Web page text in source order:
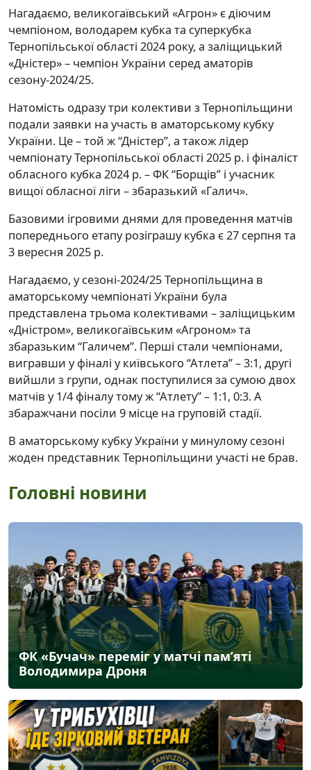
Нагадаємо, великогаївський «Агрон» є діючим
чемпіоном, володарем кубка та суперкубка
Тернопільської області 2024 року, а заліщицький
«Дністер» – чемпіон України серед аматорів
сезону-2024/25.
Натомість одразу три колективи з Тернопільщини
подали заявки на участь в аматорському кубку
України. Це – той ж “Дністер”, а також лідер
чемпіонату Тернопільської області 2025 р. і фіналіст
обласного кубка 2024 р. – ФК “Борщів” і учасник
вищої обласної ліги – збаразький «Галич».
Базовими ігровими днями для проведення матчів
попереднього етапу розіграшу кубка є 27 серпня та
3 вересня 2025 р.
Нагадаємо, у сезоні-2024/25 Тернопільщина в
аматорському чемпіонаті України була
представлена трьома колективами – заліщицьким
«Дністром», великогаївським «Агроном» та
збаразьким “Галичем”. Перші стали чемпіонами,
вигравши у фіналі у київського “Атлета” – 3:1, другі
вийшли з групи, однак поступилися за сумою двох
матчів у 1/4 фіналу тому ж “Атлету” – 1:1, 0:3. А
збаражчани посіли 9 місце на груповій стадії.
В аматорському кубку України у минулому сезоні
жоден представник Тернопільщини участі не брав.
Головні новини
ФК «Бучач» переміг у матчі пам’яті
Володимира Дроня